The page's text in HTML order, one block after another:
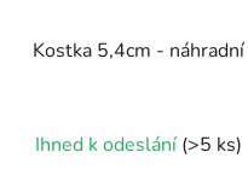
Kostka 5,4cm - náhradní
Ihned k odeslání (>5 ks)